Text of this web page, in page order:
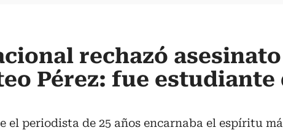
rechazó
Pérez: fue estudiante
el periodista de 25 años encarnaba el espíritu